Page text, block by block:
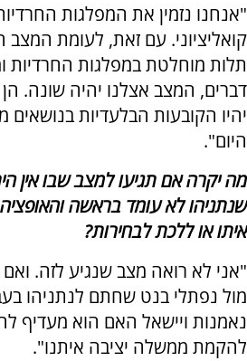
"אנחנו נזמין את המפלגות
קואליציוני. עם זאת, לעומת המצב
תלות מוחלטת במפלגות החרדיות
דברים, המצב אצלנו יהיה שונה.
יהיו הקובעות הבלעדיות בנושאים
היום".
מה יקרה אם תגיעו למצב שבו אין
שנתניהו לא עומד בראשה
איתו או ללכת לבחירות?
"אני לא רואה מצב שנגיע לזה.
מול נפתלי בנט שחתם לנתניהו
נאמנות ויישאל האם הוא מעדיף
להקמת ממשלה יציבה איתנו".